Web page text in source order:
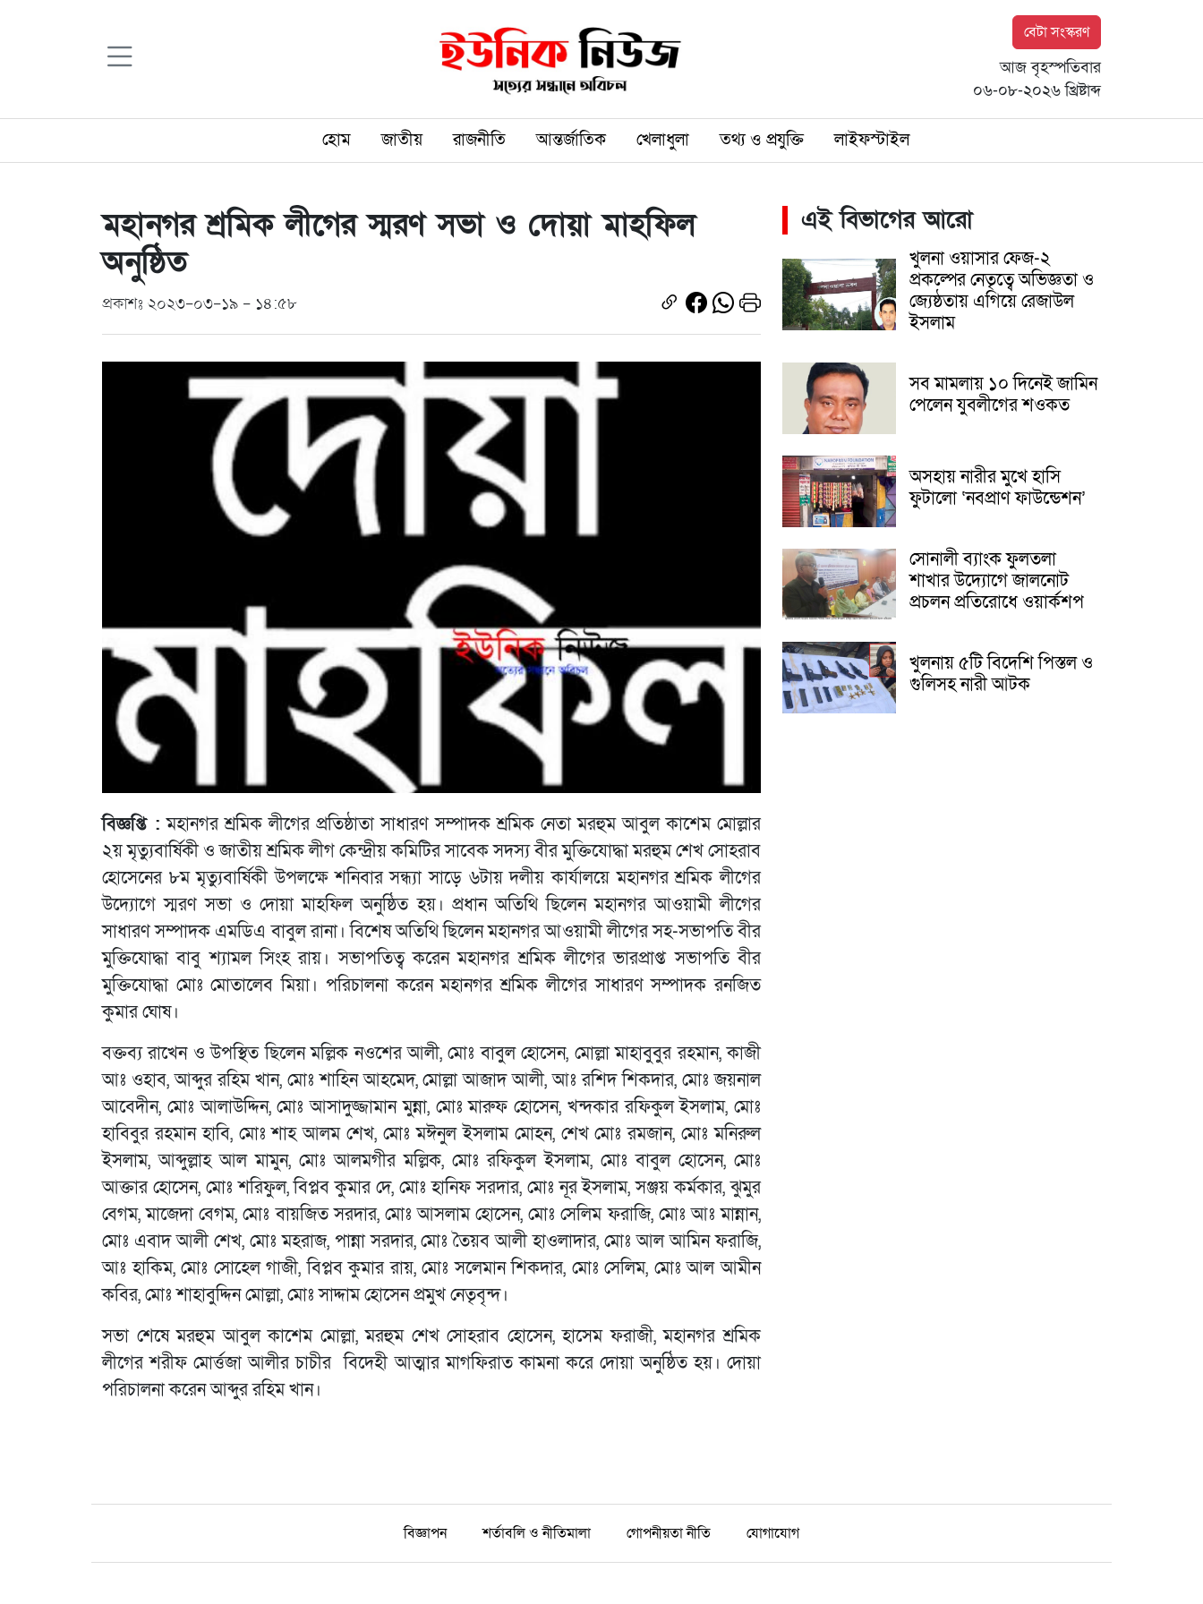
বেটা সংস্করণ
আজ বৃহস্পতিবার
০৬-০৮-২০২৬ খ্রিষ্টাব্দ
হোম জাতীয় রাজনীতি আন্তর্জাতিক খেলাধুলা তথ্য ও প্রযুক্তি লাইফস্টাইল
মহানগর শ্রমিক লীগের স্মরণ সভা ও দোয়া মাহফিল
অনুষ্ঠিত
প্রকাশঃ ২০২৩-০৩-১৯ - ১৪:৫৮
বিজ্ঞপ্তি : মহানগর শ্রমিক লীগের প্রতিষ্ঠাতা সাধারণ সম্পাদক শ্রমিক নেতা মরহুম আবুল কাশেম মোল্লার
২য় মৃত্যুবার্ষিকী ও জাতীয় শ্রমিক লীগ কেন্দ্রীয় কমিটির সাবেক সদস্য বীর মুক্তিযোদ্ধা মরহুম শেখ সোহরাব
হোসেনের ৮ম মৃত্যুবার্ষিকী উপলক্ষে শনিবার সন্ধ্যা সাড়ে ৬টায় দলীয় কার্যালয়ে মহানগর শ্রমিক লীগের
উদ্যোগে স্মরণ সভা ও দোয়া মাহফিল অনুষ্ঠিত হয়। প্রধান অতিথি ছিলেন মহানগর আওয়ামী লীগের
সাধারণ সম্পাদক এমডিএ বাবুল রানা। বিশেষ অতিথি ছিলেন মহানগর আওয়ামী লীগের সহ-সভাপতি বীর
মুক্তিযোদ্ধা বাবু শ্যামল সিংহ রায়। সভাপতিত্ব করেন মহানগর শ্রমিক লীগের ভারপ্রাপ্ত সভাপতি বীর
মুক্তিযোদ্ধা মোঃ মোতালেব মিয়া। পরিচালনা করেন মহানগর শ্রমিক লীগের সাধারণ সম্পাদক রনজিত
কুমার ঘোষ।
বক্তব্য রাখেন ও উপস্থিত ছিলেন মল্লিক নওশের আলী, মোঃ বাবুল হোসেন, মোল্লা মাহাবুবুর রহমান, কাজী
আঃ ওহাব, আব্দুর রহিম খান, মোঃ শাহিন আহমেদ, মোল্লা আজাদ আলী, আঃ রশিদ শিকদার, মোঃ জয়নাল
আবেদীন, মোঃ আলাউদ্দিন, মোঃ আসাদুজ্জামান মুন্না, মোঃ মারুফ হোসেন, খন্দকার রফিকুল ইসলাম, মোঃ
হাবিবুর রহমান হাবি, মোঃ শাহ আলম শেখ, মোঃ মঈনুল ইসলাম মোহন, শেখ মোঃ রমজান, মোঃ মনিরুল
ইসলাম, আব্দুল্লাহ আল মামুন, মোঃ আলমগীর মল্লিক, মোঃ রফিকুল ইসলাম, মোঃ বাবুল হোসেন, মোঃ
আক্তার হোসেন, মোঃ শরিফুল, বিপ্লব কুমার দে, মোঃ হানিফ সরদার, মোঃ নূর ইসলাম, সঞ্জয় কর্মকার, ঝুমুর
বেগম, মাজেদা বেগম, মোঃ বায়জিত সরদার, মোঃ আসলাম হোসেন, মোঃ সেলিম ফরাজি, মোঃ আঃ মান্নান,
মোঃ এবাদ আলী শেখ, মোঃ মহরাজ, পান্না সরদার, মোঃ তৈয়ব আলী হাওলাদার, মোঃ আল আমিন ফরাজি,
আঃ হাকিম, মোঃ সোহেল গাজী, বিপ্লব কুমার রায়, মোঃ সলেমান শিকদার, মোঃ সেলিম, মোঃ আল আমীন
কবির, মোঃ শাহাবুদ্দিন মোল্লা, মোঃ সাদ্দাম হোসেন প্রমুখ নেতৃবৃন্দ।
সভা শেষে মরহুম আবুল কাশেম মোল্লা, মরহুম শেখ সোহরাব হোসেন, হাসেম ফরাজী, মহানগর শ্রমিক
লীগের শরীফ মোর্ত্তজা আলীর চাচীর বিদেহী আত্মার মাগফিরাত কামনা করে দোয়া অনুষ্ঠিত হয়। দোয়া
পরিচালনা করেন আব্দুর রহিম খান।
এই বিভাগের আরো
খুলনা ওয়াসার ফেজ-২
প্রকল্পের নেতৃত্বে অভিজ্ঞতা ও
জ্যেষ্ঠতায় এগিয়ে রেজাউল
ইসলাম
সব মামলায় ১০ দিনেই জামিন
পেলেন যুবলীগের শওকত
অসহায় নারীর মুখে হাসি
ফুটালো ‘নবপ্রাণ ফাউন্ডেশন’
সোনালী ব্যাংক ফুলতলা
শাখার উদ্যোগে জালনোট
প্রচলন প্রতিরোধে ওয়ার্কশপ
খুলনায় ৫টি বিদেশি পিস্তল ও
গুলিসহ নারী আটক
বিজ্ঞাপন শর্তাবলি ও নীতিমালা গোপনীয়তা নীতি যোগাযোগ